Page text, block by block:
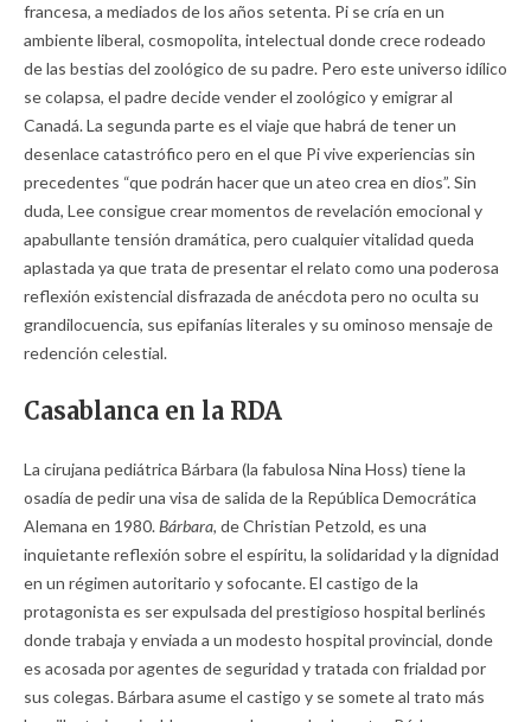
francesa, a mediados de los años setenta. Pi se cría en un
ambiente liberal, cosmopolita, intelectual donde crece rodeado
de las bestias del zoológico de su padre. Pero este universo idílico
se colapsa, el padre decide vender el zoológico y emigrar al
Canadá. La segunda parte es el viaje que habrá de tener un
desenlace catastrófico pero en el que Pi vive experiencias sin
precedentes “que podrán hacer que un ateo crea en dios”. Sin
duda, Lee consigue crear momentos de revelación emocional y
apabullante tensión dramática, pero cualquier vitalidad queda
aplastada ya que trata de presentar el relato como una poderosa
reflexión existencial disfrazada de anécdota pero no oculta su
grandilocuencia, sus epifanías literales y su ominoso mensaje de
redención celestial.
Casablanca en la RDA
La cirujana pediátrica Bárbara (la fabulosa Nina Hoss) tiene la
osadía de pedir una visa de salida de la República Democrática
Alemana en 1980.Bárbara, de Christian Petzold, es una
inquietante reflexión sobre el espíritu, la solidaridad y la dignidad
en un régimen autoritario y sofocante. El castigo de la
protagonista es ser expulsada del prestigioso hospital berlinés
donde trabaja y enviada a un modesto hospital provincial, donde
es acosada por agentes de seguridad y tratada con frialdad por
sus colegas. Bárbara asume el castigo y se somete al trato más